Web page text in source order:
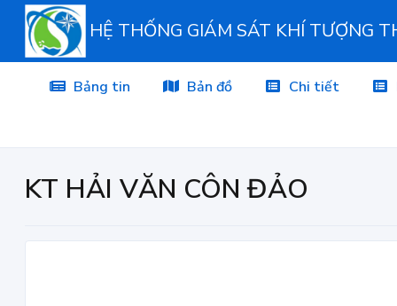
HỆ THỐNG GIÁM SÁT KHÍ TƯỢNG
Bảng tin Bản đồ Chi tiết
KT HẢI VĂN CÔN ĐẢO